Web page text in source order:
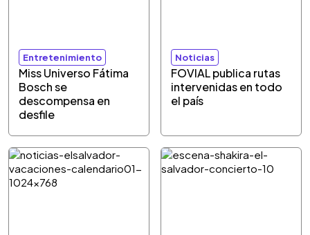
Entretenimiento
Miss Universo Fátima
Bosch se
descompensa en
desfile
Noticias
FOVIAL publica rutas
intervenidas en todo
el país